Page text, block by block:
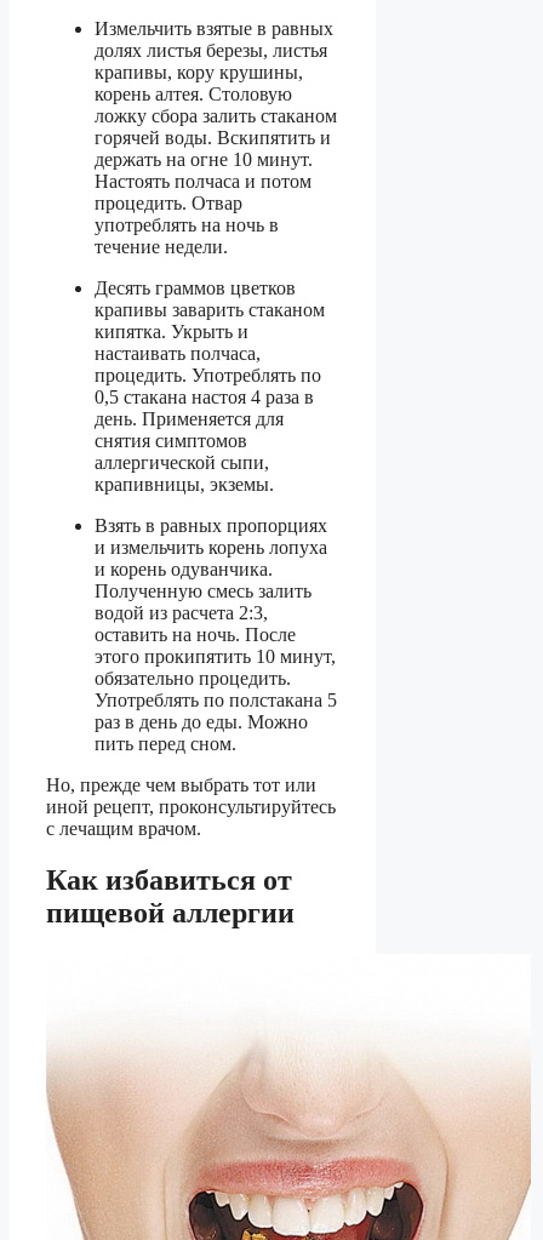
Измельчить взятые в равных
долях листья березы, листья
крапивы, кору крушины,
корень алтея. Столовую
ложку сбора залить стаканом
горячей воды. Вскипятить и
держать на огне 10 минут.
Настоять полчаса и потом
процедить. Отвар
употреблять на ночь в
течение недели.
Десять граммов цветков
крапивы заварить стаканом
кипятка. Укрыть и
настаивать полчаса,
процедить. Употреблять по
0,5 стакана настоя 4 раза в
день. Применяется для
снятия симптомов
аллергической сыпи,
крапивницы, экземы.
Взять в равных пропорциях
и измельчить корень лопуха
и корень одуванчика.
Полученную смесь залить
водой из расчета 2:3,
оставить на ночь. После
этого прокипятить 10 минут,
обязательно процедить.
Употреблять по полстакана 5
раз в день до еды. Можно
пить перед сном.
Но, прежде чем выбрать тот или
иной рецепт, проконсультируйтесь
с лечащим врачом.
Как избавиться от
пищевой аллергии